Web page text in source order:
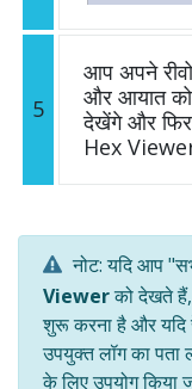
5
आप अपने
और आयात को
देखेंगे और फिर
Hex Viewer
नोट: यदि आप
Viewerको देखते हैं,
शुरू करना है और यदि
उपयुक्त लॉग का पता
के लिए उपयोग किया